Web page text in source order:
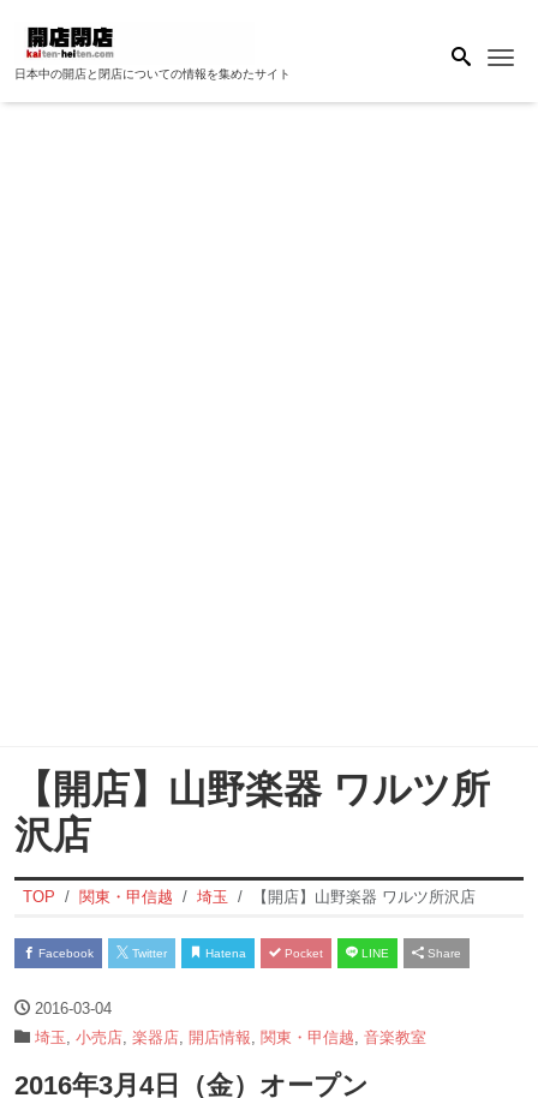
日本中の開店と閉店についての情報を集めたサイト
【開店】山野楽器 ワルツ所
沢店
TOP 関東・甲信越 埼玉 【開店】山野楽器 ワルツ所沢店
Facebook Twitter Hatena Pocket LINE Share
2016-03-04
埼玉 小売店 楽器店 開店情報 関東・甲信越 音楽教室
2016年3月4日（金）オープン